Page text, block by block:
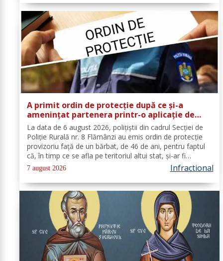
A primit ordin de protecție după ce și-a
amenințat partenera printr-o aplicație de
mesagerie
La data de 6 august 2026, polițiștii din cadrul Secției de
Poliție Rurală nr. 8 Flămânzi au emis ordin de protecție
provizoriu față de un bărbat, de 46 de ani, pentru faptul
că, în timp ce se afla pe teritoriul altui stat, și-ar fi
amenințat partenera, prin intermediul unor mesaje
transmise...
7 august 2026 Infractional